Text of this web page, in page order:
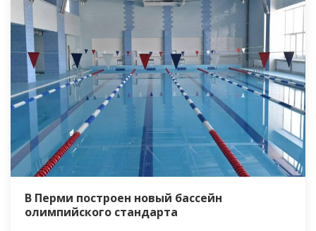
В Перми построен новый бассейн
олимпийского стандарта